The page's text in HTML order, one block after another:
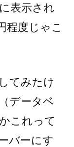
表示され
程度じゃこ
てみたけ
データベ
これって
バーにす